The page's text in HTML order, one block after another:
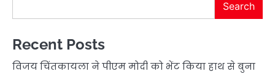
Search
Recent Posts
विजय चिंतकायला ने पीएम मोदी को भेंट किया हाथ से बुना